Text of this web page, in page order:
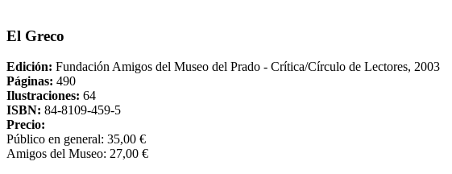
El Greco
Edición: Fundación Amigos del Museo del Prado - Crítica/Círculo de Lectores, 2003
Páginas: 490
Ilustraciones: 64
ISBN: 84-8109-459-5
Precio:
Público en general: 35,00 €
Amigos del Museo: 27,00 €